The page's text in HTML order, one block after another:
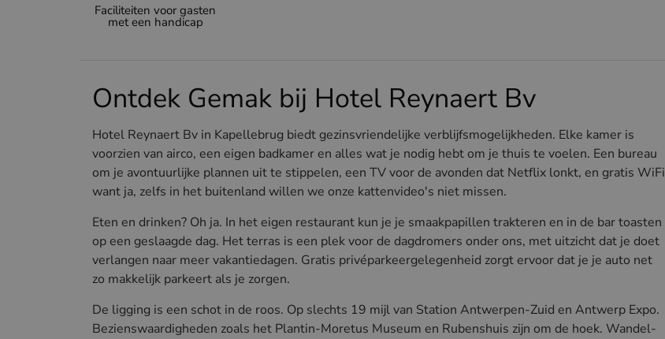
Faciliteiten voor gasten
met een handicap
Ontdek Gemak bij Hotel Reynaert Bv
Hotel Reynaert Bv in Kapellebrug biedt gezinsvriendelijke verblijfsmogelijkheden. Elke kamer is
voorzien van airco, een eigen badkamer en alles wat je nodig hebt om je thuis te voelen. Een bureau
om je avontuurlijke plannen uit te stippelen, een TV voor de avonden dat Netflix lonkt, en gratis WiFi
want ja, zelfs in het buitenland willen we onze kattenvideo's niet missen.
Eten en drinken? Oh ja. In het eigen restaurant kun je je smaakpapillen trakteren en in de bar toasten
op een geslaagde dag. Het terras is een plek voor de dagdromers onder ons, met uitzicht dat je doet
verlangen naar meer vakantiedagen. Gratis privéparkeergelegenheid zorgt ervoor dat je je auto net
zo makkelijk parkeert als je zorgen.
De ligging is een schot in de roos. Op slechts 19 mijl van Station Antwerpen-Zuid en Antwerp Expo.
Bezienswaardigheden zoals het Plantin-Moretus Museum en Rubenshuis zijn om de hoek. Wandel-